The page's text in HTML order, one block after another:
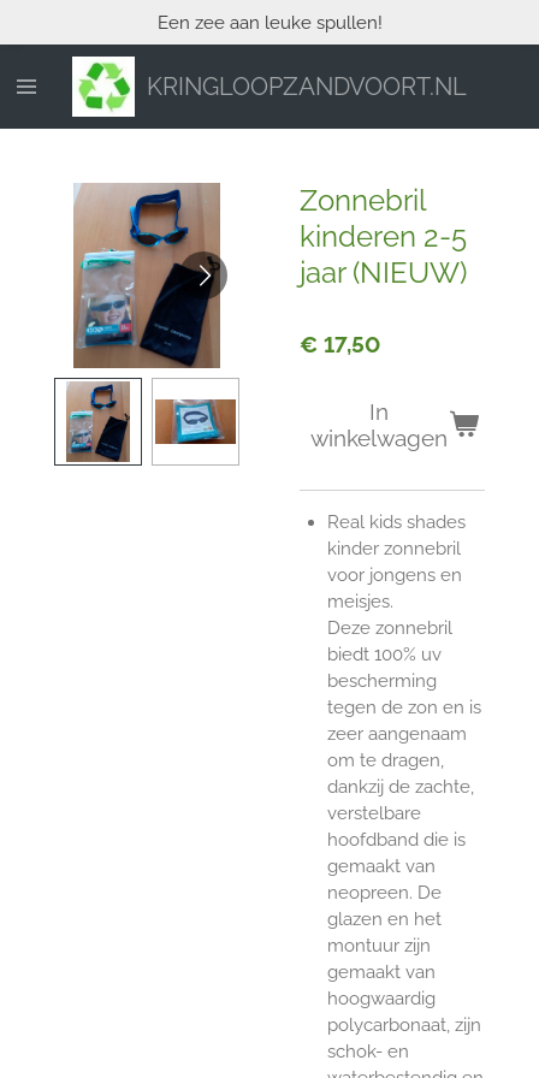
direct
naar
hoofdinhoud
KRINGLOOPZANDVOORT.NL
Een zee aan leuke spullen!
Zonnebril
kinderen 2-5
jaar (NIEUW)
€ 17,50
In
winkelwagen
Real kids shades
kinder zonnebril
voor jongens en
meisjes.
Deze zonnebril
biedt 100% uv
bescherming
tegen de zon en is
zeer aangenaam
om te dragen,
dankzij de zachte,
verstelbare
hoofdband die is
gemaakt van
neopreen. De
glazen en het
montuur zijn
gemaakt van
hoogwaardig
polycarbonaat, zijn
schok- en